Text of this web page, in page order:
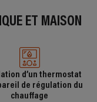
ET MAISON
d’un thermostat
de régulation du
chauffage